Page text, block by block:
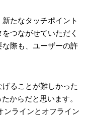
たなタッチポイント
つながせていただく
際も、ユーザーの許
ることが難しかった
からだと思います。
ンラインとオフライン